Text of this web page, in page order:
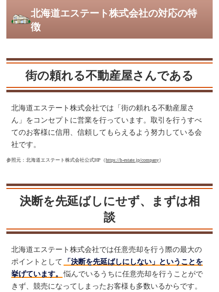
北海道エステート株式会社の対応の特
徴
街の頼れる不動産屋さんである
北海道エステート株式会社では「街の頼れる不動産屋さ
ん」をコンセプトに営業を行っています。取引を行うすべ
てのお客様に信用、信頼してもらえるよう努力している会
社です。
参照元：北海道エステート株式会社公式HP（https://h-estate.jp/company）
決断を先延ばしにせず、まずは相
談
北海道エステート株式会社では任意売却を行う際の最大の
ポイントとして
「決断を先延ばしにしない」ということを
挙げています。
悩んでいるうちに任意売却を行うことがで
きず、競売になってしまったお客様も多数いるからです。